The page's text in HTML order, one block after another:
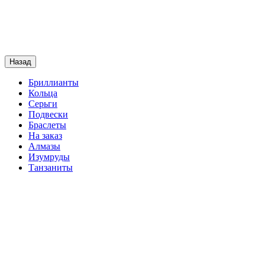
Назад
Бриллианты
Кольца
Серьги
Подвески
Браслеты
На заказ
Алмазы
Изумруды
Танзаниты